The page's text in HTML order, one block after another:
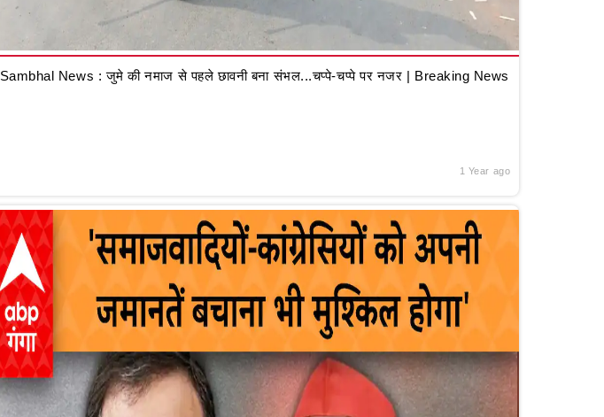
Sambhal News : जुमे की नमाज से पहले छावनी बना संभल...चप्पे-चप्पे पर नजर | Breaking News
1 Year ago